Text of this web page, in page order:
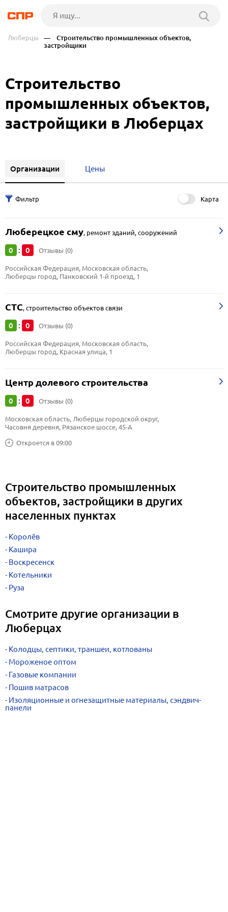
Люберцы
— Строительство промышленных объектов,
застройщики
Строительство
промышленных объектов,
застройщики в Люберцах
Организации Цены
Карта
Люберецкое сму, ремонт зданий, сооружений
0 : 0 Отзывы (0)
Российская Федерация, Московская область,
Люберцы город, Панковский 1-й проезд, 1
СТС,строительство объектов связи
0 : 0 Отзывы (0)
Российская Федерация, Московская область,
Люберцы город, Красная улица, 1
Центр долевого строительства
0 : 0 Отзывы (0)
Откроется в 09:00
Московская область, Люберцы городской округ,
Часовня деревня, Рязанское шоссе, 45-А
Строительство промышленных
объектов, застройщики в других
населенных пунктах
Королёв
Кашира
Воскресенск
Котельники
Руза
Смотрите другие организации в
Люберцах
Колодцы, септики, траншеи, котлованы
Мороженое оптом
Газовые компании
Пошив матрасов
Изоляционные и огнезащитные материалы, сэндвич-
панели